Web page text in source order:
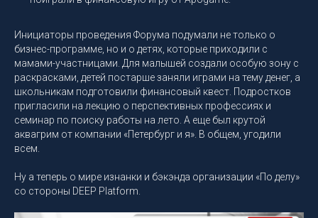
Инициаторы проведения Форума подумали не только о
бизнес-программе, но и о детях, которые приходили с
мамами-участницами. Для малышей создали особую зону с
раскрасками, детей постарше заняли играми на тему денег, а
школьникам подготовили финансовый квест. Подростков
пригласили на лекцию о перспективных профессиях и
семинар по поиску работы на лето. А еще был крутой
аквагрим от компании «Петербург и я». В общем, угодили
всем.
Ну а теперь о мире изнанки и бэкэнда организации «По делу»
со стороны DEEP Platform.